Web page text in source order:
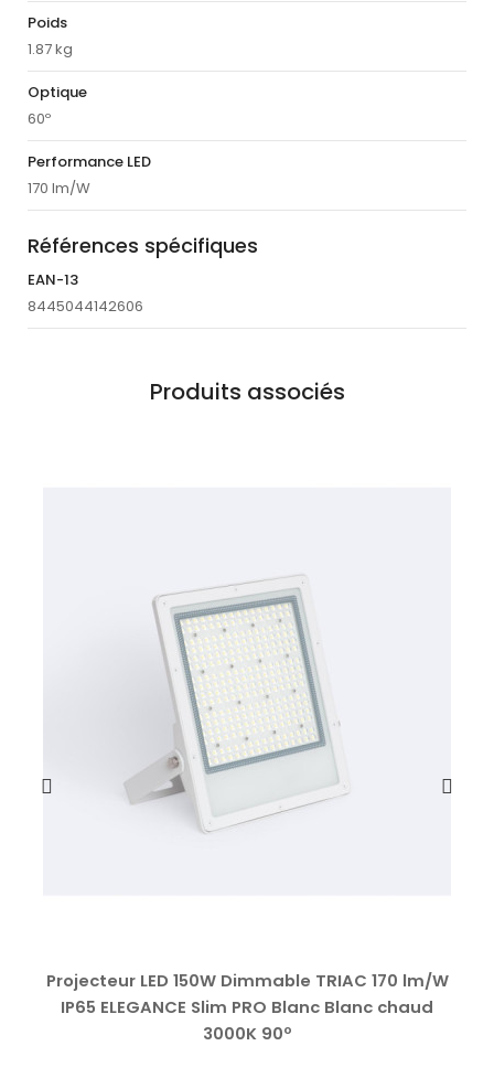
Poids
1.87 kg
Optique
60º
Performance LED
170 lm/W
Références spécifiques
EAN-13
8445044142606
Produits associés
Projecteur LED 150W Dimmable TRIAC 170 lm/W
IP65 ELEGANCE Slim PRO Blanc Blanc chaud
3000K 90º